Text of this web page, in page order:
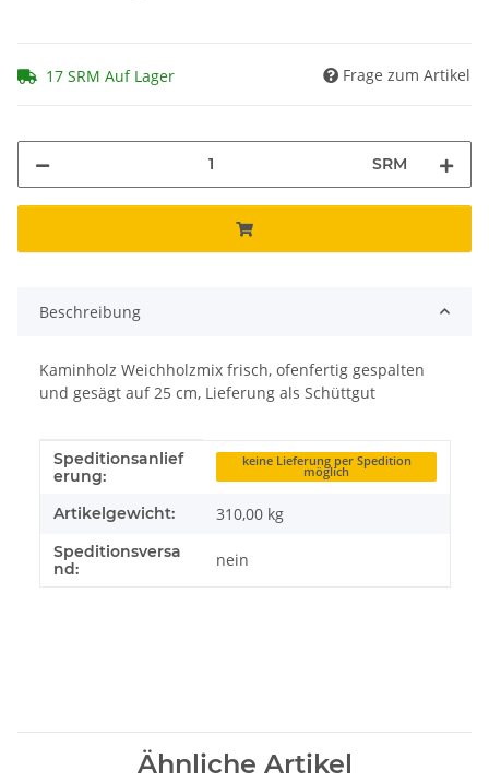
17 SRM Auf Lager Frage zum Artikel
SRM
Beschreibung
Kaminholz Weichholzmix frisch, ofenfertig gespalten
und gesägt auf 25 cm, Lieferung als Schüttgut
Produkteigenschaft
Wert
Speditionsanlief
erung:
keine Lieferung per Spedition
möglich
Artikelgewicht: 310,00 kg
Speditionsversa
nd:
nein
Ähnliche Artikel